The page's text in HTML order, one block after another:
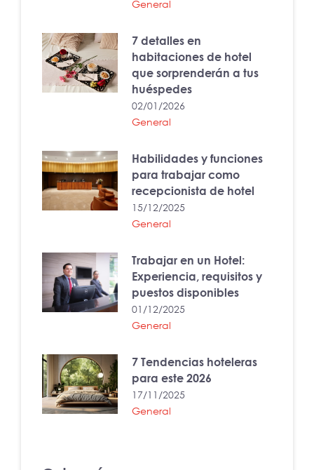
General
7 detalles en
habitaciones de hotel
que sorprenderán a tus
huéspedes
02/01/2026
General
Habilidades y funciones
para trabajar como
recepcionista de hotel
15/12/2025
General
Trabajar en un Hotel:
Experiencia, requisitos y
puestos disponibles
01/12/2025
General
7 Tendencias hoteleras
para este 2026
17/11/2025
General